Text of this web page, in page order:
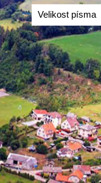
Velikost písma